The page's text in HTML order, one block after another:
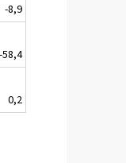
-8,9
-58,4
0,2